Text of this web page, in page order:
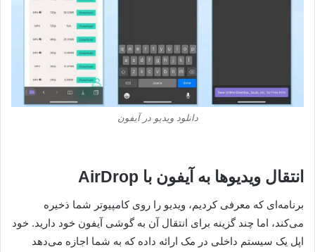
دانلود ویدیو در آیفون
انتقال ویدیوها به آیفون با AirDrop
برنامه‌ای که معرفی کردیم، ویدیو را روی کامپیوتر شما ذخیره
می‌کند، اما چند گزینه برای انتقال آن به گوشی آیفون خود دارید. خود
اپل یک سیستم داخلی در مک ارائه داده که به شما اجازه می‌دهد